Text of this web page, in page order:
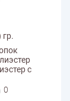
с
0